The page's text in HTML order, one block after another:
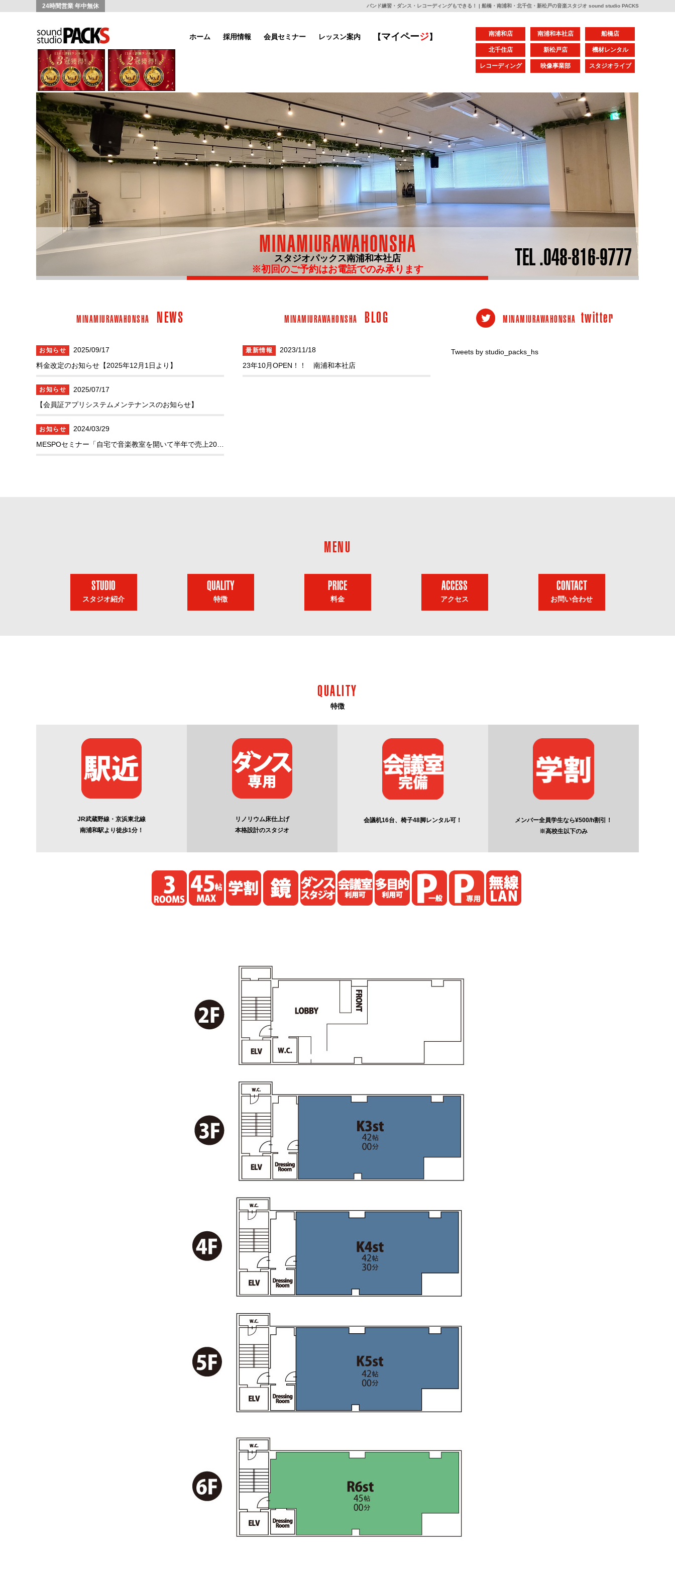
バンド練習・ダンス・レコーディングもできる！ | 船橋・南浦和・北千住・新松戸の音楽スタジオ sound studio PACKS
24時間営業 年中無休
ホーム 採用情報 会員セミナー レッスン案内 【マイページ】 南浦和店 南浦和本社店 船橋店
北千住店 新松戸店 機材レンタル
レコーディング 映像事業部 スタジオライブ
MINAMIURAWAHONSHA
スタジオパックス南浦和本社店
※初回のご予約はお電話でのみ承ります TEL .048-816-9777
MINAMIURAWAHONSHA NEWS
お知らせ
2025/09/17
料金改定のお知らせ【2025年12月1日より】
お知らせ
2025/07/17
【会員証アプリシステムメンテナンスのお知らせ】
お知らせ
2024/03/29
MINAMIURAWAHONSHA BLOG
最新情報
2023/11/18
23年10月OPEN！！ 南浦和本社店
MINAMIURAWAHONSHA twitter
Tweets by studio_packs_hs
MENU
STUDIO
スタジオ紹介
QUALITY
特徴
PRICE
料金
ACCESS
アクセス
CONTACT
お問い合わせ
QUALITY
特徴
JR武蔵野線・京浜東北線
南浦和駅より徒歩1分！
リノリウム床仕上げ
本格設計のスタジオ
会議机16台、椅子48脚レンタル可！
メンバー全員学生なら¥500/h割引！
※高校生以下のみ